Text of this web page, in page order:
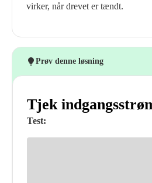
virker, når drevet er tændt.
Prøv denne løsning
Tjek
Test: